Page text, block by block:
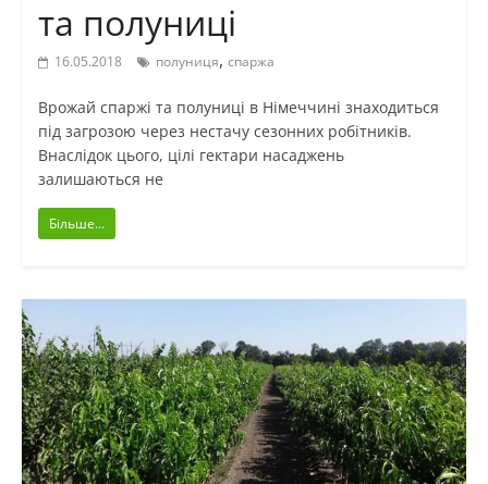
та полуниці
16.05.2018 полуниця, спаржа
Врожай спаржі та полуниці в Німеччині знаходиться
під загрозою через нестачу сезонних робітників.
Внаслідок цього, цілі гектари насаджень
залишаються не
Більше...